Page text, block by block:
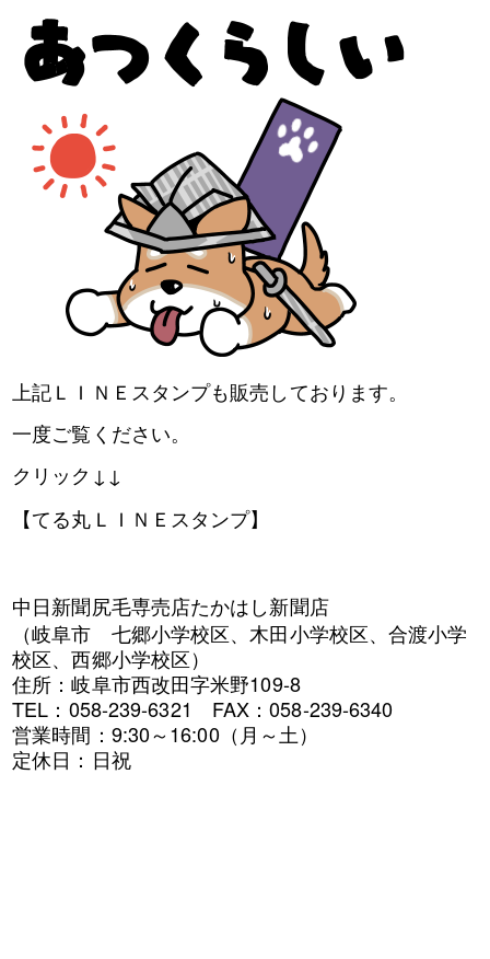
上記ＬＩＮＥスタンプも販売しております。
一度ご覧ください。
クリック↓↓
【てる丸ＬＩＮＥスタンプ】
中日新聞尻毛専売店たかはし新聞店
（岐阜市 七郷小学校区、木田小学校区、合渡小学
校区、西郷小学校区）
住所：岐阜市西改田字米野109-8
TEL：058-239-6321 FAX：058-239-6340
営業時間：9:30～16:00（月～土）
定休日：日祝